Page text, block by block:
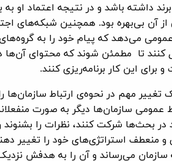
داشته باشد و در نتیجه اعتماد او به
آن بی‌بهره بود. همچنین شبکه‌های
عمومی می‌دهد که پیام خود را به
کنند تا مطمئن شوند که محتوای آن‌ها
این کار برنامه‌ریزی کنند.
مهم در نحوه‌ی ارتباط سازمان‌ها
عمومی سازمان‌ها دیگر به صورت
در بحث‌ها شرکت کنند، نظرات را بشنوند
منعطف استراتژی‌های خود را تغییر
سازمان می‌رساند و آن را به هدفش